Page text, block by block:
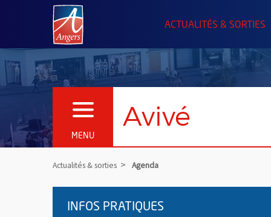
Angers.fr : Retour à l'accueil
ACTUALITÉS & SORTIES
MENU
OUVRIR LE MENU Avivé
Actualités & sorties Agenda
INFOS PRATIQUES